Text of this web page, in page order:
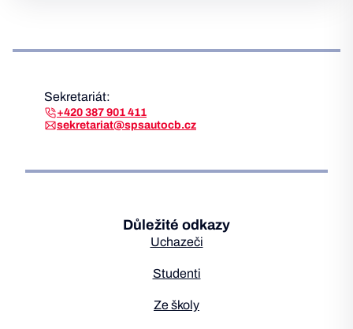
Sekretariát:
+420 387 901 411
sekretariat@spsautocb.cz
Důležité odkazy
Uchazeči
Studenti
Ze školy